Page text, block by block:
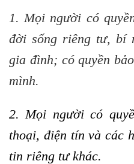
1. Mọi người có
đời sống riêng tư, bí
gia đình; có quyền
mình.
2. Mọi người có
thoại, điện tín và các
tin riêng tư khác.